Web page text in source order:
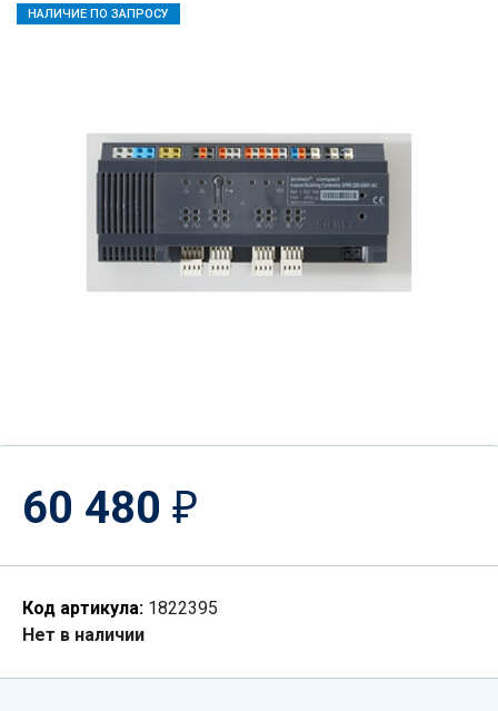
НАЛИЧИЕ ПО ЗАПРОСУ
60 480 ₽
Код артикула: 1822395
Нет в наличии